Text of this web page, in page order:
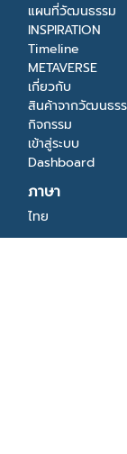
แผนที่วัฒนธรรม
INSPIRATION
Timeline
METAVERSE
เกี่ยวกับ
สินค้าจากวัฒนธร
กิจกรรม
เข้าสู่ระบบ
Dashboard
ภาษา
ไทย